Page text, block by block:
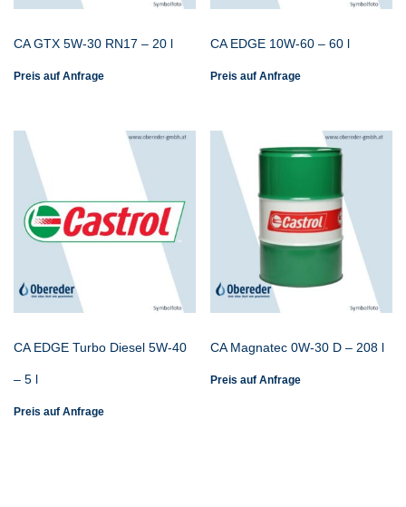
CA GTX 5W-30 RN17 – 20 l
Preis auf Anfrage
CA EDGE 10W-60 – 60 l
Preis auf Anfrage
CA EDGE Turbo Diesel 5W-40
– 5 l
Preis auf Anfrage
CA Magnatec 0W-30 D – 208 l
Preis auf Anfrage